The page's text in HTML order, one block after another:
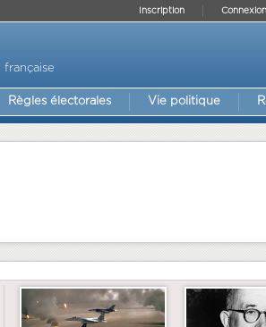
Connexion
Inscription
Règles électorales Vie politique